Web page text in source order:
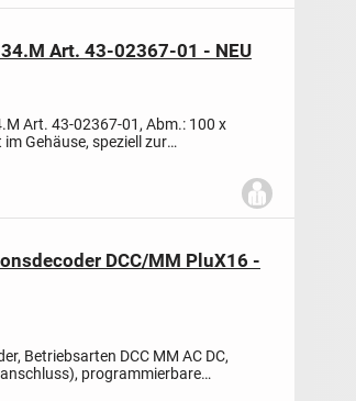
Art. 43-02367-01 - NEU
Art. 43-02367-01, Abm.: 100 x
Gehäuse, speziell zur
(mit oder ohne...
DCC/MM PluX16 -
Betriebsarten DCC MM AC DC,
programmierbare
bei...